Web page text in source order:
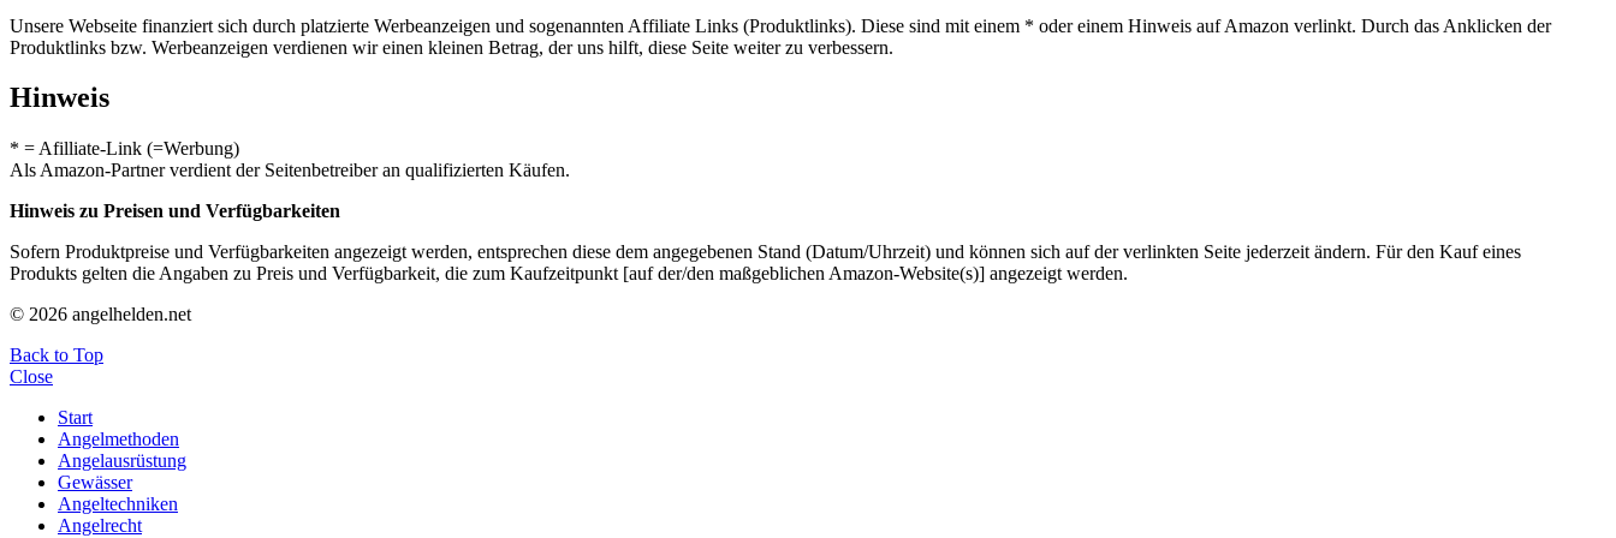
Unsere Webseite finanziert sich durch platzierte Werbeanzeigen und sogenannten Affiliate Links (Produktlinks). Diese sind mit einem * oder einem Hinweis auf Amazon verlinkt. Durch das Anklicken der
Produktlinks bzw. Werbeanzeigen verdienen wir einen kleinen Betrag, der uns hilft, diese Seite weiter zu verbessern.
Hinweis
* = Afilliate-Link (=Werbung)
Als Amazon-Partner verdient der Seitenbetreiber an qualifizierten Käufen.
Hinweis zu Preisen und Verfügbarkeiten
Sofern Produktpreise und Verfügbarkeiten angezeigt werden, entsprechen diese dem angegebenen Stand (Datum/Uhrzeit) und können sich auf der verlinkten Seite jederzeit ändern. Für den Kauf eines
Produkts gelten die Angaben zu Preis und Verfügbarkeit, die zum Kaufzeitpunkt [auf der/den maßgeblichen Amazon-Website(s)] angezeigt werden.
© 2026 angelhelden.net
Back to Top
Close
Start
Angelmethoden
Angelausrüstung
Gewässer
Angeltechniken
Angelrecht